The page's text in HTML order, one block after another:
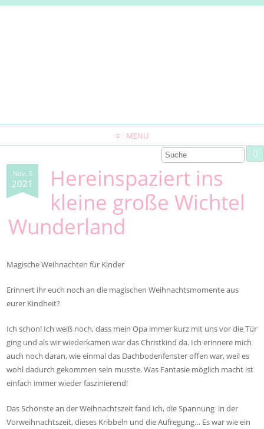
MENU
Nov. 5
2021
Hereinspaziert ins
kleine große Wichtel
Wunderland
Magische Weihnachten für Kinder
Erinnert ihr euch noch an die magischen Weihnachtsmomente aus
eurer Kindheit?
Ich schon! Ich weiß noch, dass mein Opa immer kurz mit uns vor die Tür
ging und als wir wiederkamen war das Christkind da. Ich erinnere mich
auch noch daran, wie einmal das Dachbodenfenster offen war, weil es
wohl dadurch gekommen sein musste. Was Fantasie möglich macht ist
einfach immer wieder faszinierend!
Das Schönste an der Weihnachtszeit fand ich, die Spannung in der
Vorweihnachtszeit, dieses Kribbeln und die Aufregung… Es war wie ein